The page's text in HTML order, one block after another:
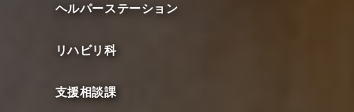
ヘルパーステーション
リハビリ科
支援相談課